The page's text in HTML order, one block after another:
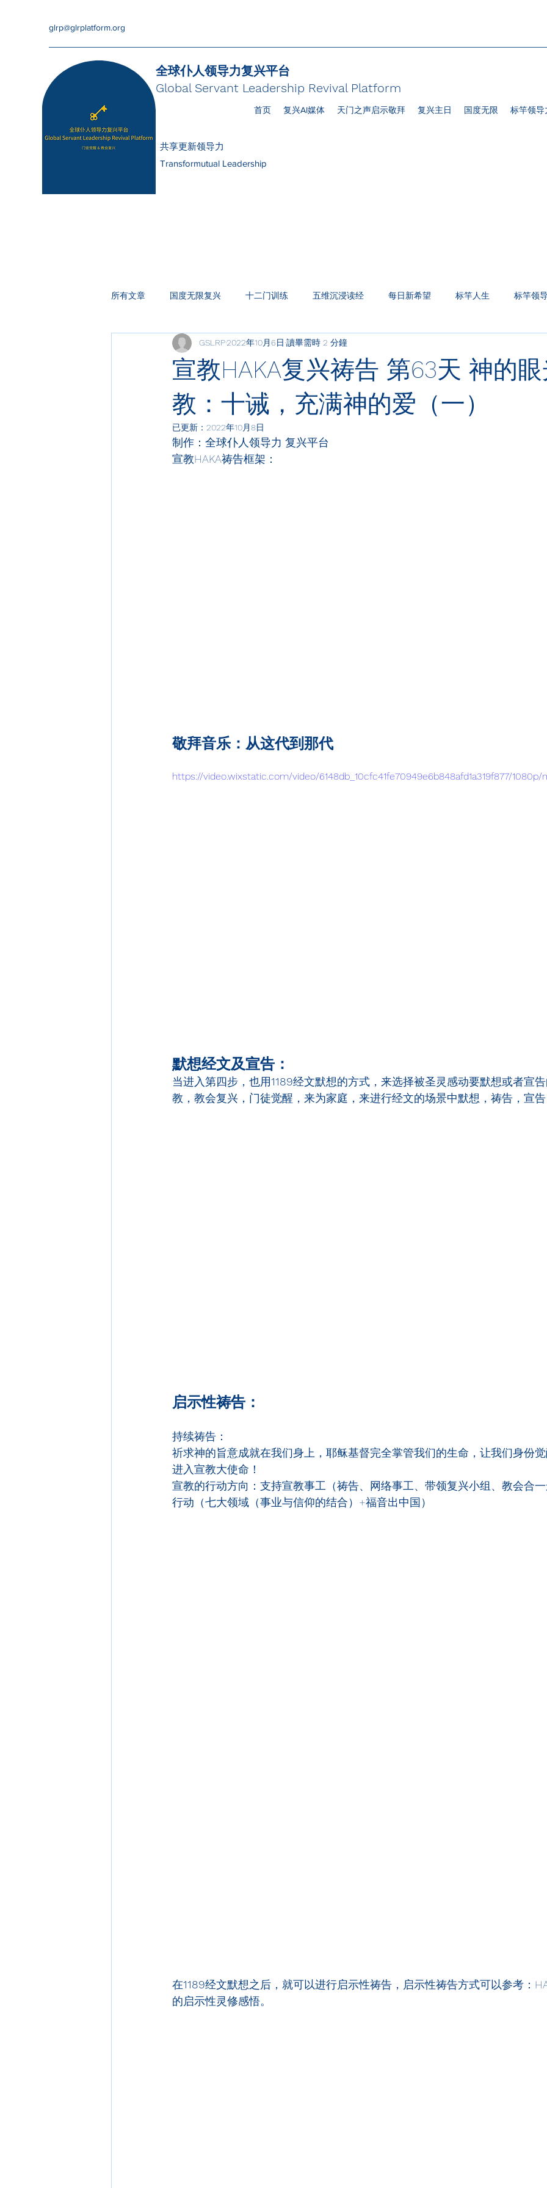
glrp@glrplatform.org
全球仆人领导力复兴平台
Global Servant Leadership Revival Platform
共享更新领导力
Transformutual Leadership
首页 复兴AI媒体 天门之声启示敬拜 复兴主日 国度无限 标竿领导
所有文章 国度无限复兴 十二门训练 五维沉浸读经 每日新希望 标竿人生 标竿领
HAKA复兴祷告 领袖训练 圣经财务观 一生之久
宣教HAKA复兴祷告 第63天 神的
教：十诫，充满神的爱（一）
GSLRP2022年10月6日 讀畢需時 2 分鐘
已更新： 2022年10月8日
制作：全球仆人领导力 复兴平台
宣教HAKA祷告框架：
敬拜音乐：从这代到那代
https://video.wixstatic.com/video/6148db_10cfc41fe70949e6b848afd1a319f877/
默想经文及宣告：
当进入第四步，也用1189经文默想的方式，来选择被圣灵感动要默想或者宣
教，教会复兴，门徒觉醒，来为家庭，来进行经文的场景中默想，祷告，宣
启示性祷告：
持续祷告：
祈求神的旨意成就在我们身上，耶稣基督完全掌管我们的生命，让我们身份
进入宣教大使命！
宣教的行动方向：支持宣教事工（祷告、网络事工、带领复兴小组、教会合
行动（七大领域（事业与信仰的结合）+福音出中国）
在1189经文默想之后，就可以进行启示性祷告，启示性祷告方式可以参考：
的启示性灵修感悟。